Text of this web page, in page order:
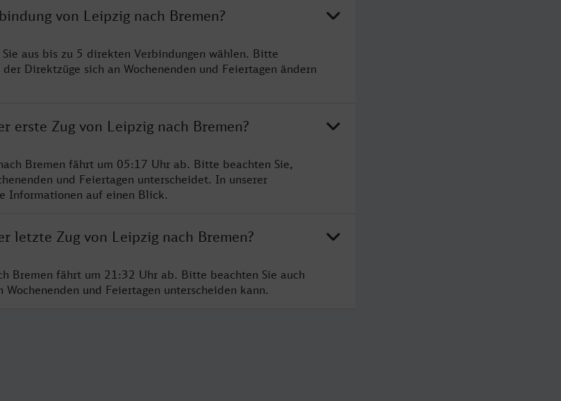
von Leipzig nach Bremen?
aus bis zu 5 direkten Verbindungen wählen. Bitte
Direktzüge sich an Wochenenden und Feiertagen ändern
erste Zug von Leipzig nach Bremen?
Bremen fährt um 05:17 Uhr ab. Bitte beachten Sie,
und Feiertagen unterscheidet. In unserer
Informationen auf einen Blick.
letzte Zug von Leipzig nach Bremen?
Bremen fährt um 21:32 Uhr ab. Bitte beachten Sie auch
und Feiertagen unterscheiden kann.